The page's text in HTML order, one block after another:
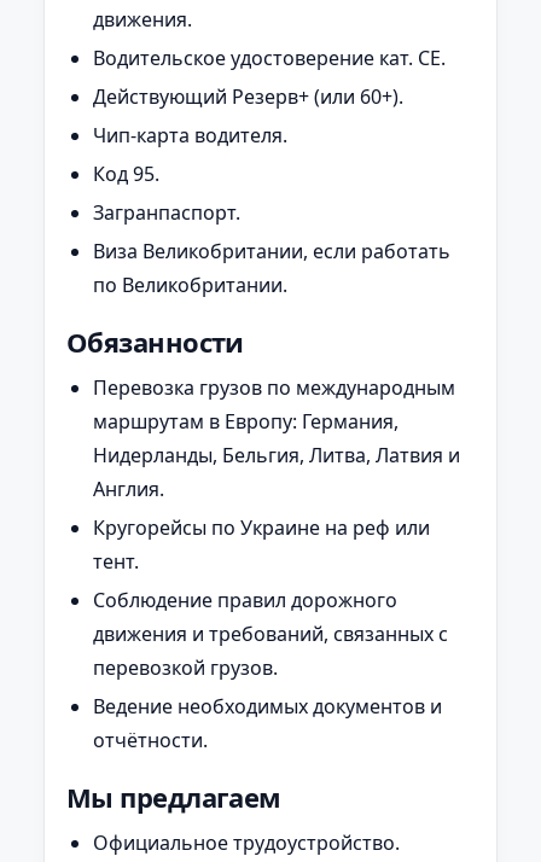
движения.
Водительское удостоверение кат. CE.
Действующий Резерв+ (или 60+).
Чип-карта водителя.
Код 95.
Загранпаспорт.
Виза Великобритании, если работать
по Великобритании.
Обязанности
Перевозка грузов по международным
маршрутам в Европу: Германия,
Нидерланды, Бельгия, Литва, Латвия и
Англия.
Кругорейсы по Украине на реф или
тент.
Соблюдение правил дорожного
движения и требований, связанных с
перевозкой грузов.
Ведение необходимых документов и
отчётности.
Мы предлагаем
Официальное трудоустройство.